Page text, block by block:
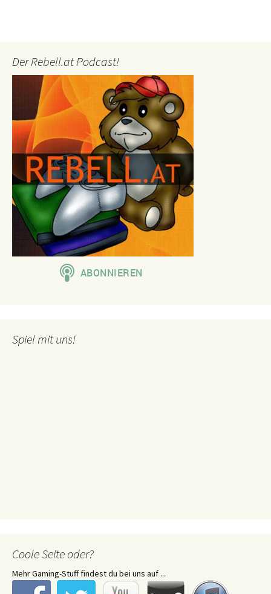
Der Rebell.at Podcast!
Spiel mit uns!
Coole Seite oder?
Mehr Gaming-Stuff findest du bei uns auf ...